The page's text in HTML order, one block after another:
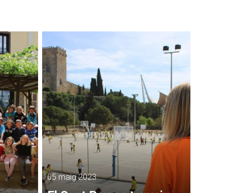
05 maig 2023